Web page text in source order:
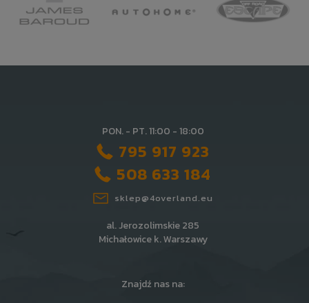
PON. - PT. 11:00 - 18:00
795 917 923
508 633 184
sklep@4overland.eu
al. Jerozolimskie 285
Michałowice k. Warszawy
Znajdź nas na: